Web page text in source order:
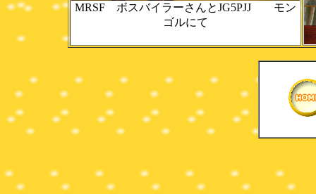
MRSF ボスバイラーさんとJG5PJJ モン
ゴルにて